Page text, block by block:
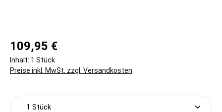
109,95 €
Inhalt: 1 Stück
Preise inkl. MwSt. zzgl. Versandkosten
Produkt Anzahl: Gib den gewünschten Wert ein